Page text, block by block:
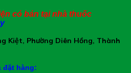
có bán tại nhà thuốc
Kiệt, Phường Diên Hồng, Thành
đặt hàng: